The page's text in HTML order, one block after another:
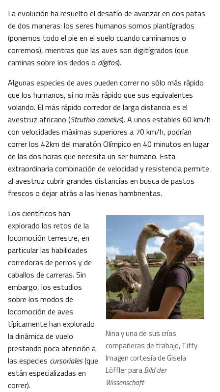
La evolución ha resuelto el desafío de avanzar en dos patas
de dos maneras: los seres humanos somos plantígrados
(ponemos todo el pie en el suelo cuando caminamos o
corremos), mientras que las aves son digitígrados (que
caminas sobre los dedos o dígitos).
Algunas especies de aves pueden correr no sólo más rápido
que los humanos, si no más rápido que sus equivalentes
volando. El más rápido corredor de larga distancia es el
avestruz africano (Struthio camelus). A unos estables 60 km/h
con velocidades máximas superiores a 70 km/h, podrían
correr los 42km del maratón Olímpico en 40 minutos en lugar
de las dos horas que necesita un ser humano. Esta
extraordinaria combinación de velocidad y resistencia permite
al avestruz cubrir grandes distancias en busca de pastos
frescos o dejar atrás a las hienas hambrientas.
Nina y una de sus crías
compañeras de trabajo, Tiffy
Imagen cortesía de Gisela
Löffler paraBild der
Wissenschaft
Los científicos han
explorado los retos de la
locomoción terrestre, en
particular las habilidades
corredoras de perros y de
caballos de carreras. Sin
embargo, los estudios
sobre los modos de
locomoción de aves
típicamente han explorado
la dinámica de vuelo
prestando poca atención a
las especies cursoriales(que
están especializadas en
correr).